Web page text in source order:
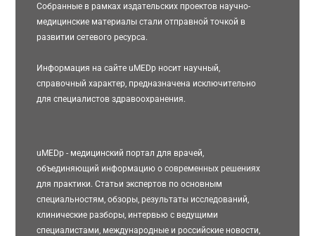
Собранные в рамках издательских проектов научно-
медицинские материалы стали отправной точкой в
развитии сетевого ресурса.
Информация на сайте uMEDp носит научный,
справочный характер, предназначена исключительно
для специалистов здравоохранения.
uMEDp - медицинский портал для врачей,
объединяющий информацию о современных решениях
для практики. Статьи экспертов по основным
специальностям, обзоры, результаты исследований,
клинические разборы, интервью с ведущими
специалистами, международные и российские новости,